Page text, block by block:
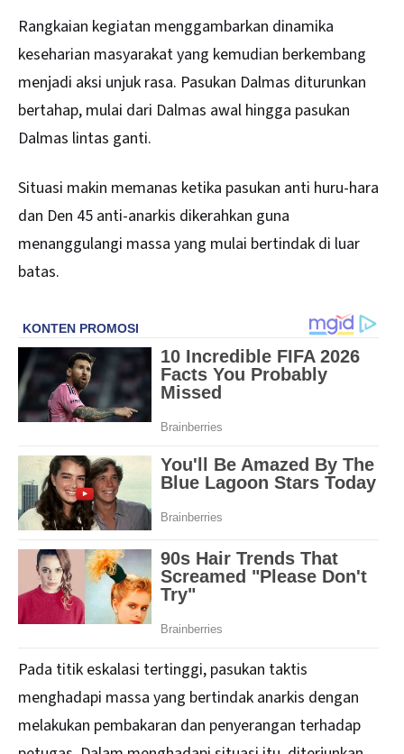
Rangkaian kegiatan menggambarkan dinamika
keseharian masyarakat yang kemudian berkembang
menjadi aksi unjuk rasa. Pasukan Dalmas diturunkan
bertahap, mulai dari Dalmas awal hingga pasukan
Dalmas lintas ganti.
Situasi makin memanas ketika pasukan anti huru-hara
dan Den 45 anti-anarkis dikerahkan guna
menanggulangi massa yang mulai bertindak di luar
batas.
Pada titik eskalasi tertinggi, pasukan taktis
menghadapi massa yang bertindak anarkis dengan
melakukan pembakaran dan penyerangan terhadap